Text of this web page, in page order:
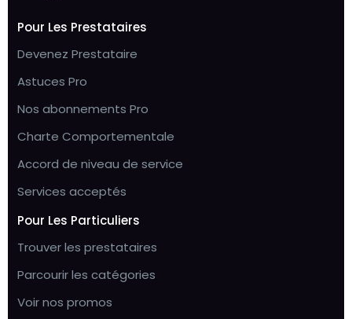
Pour Les Prestataires
Devenez Prestataire
Astuces Pro
Nos abonnements Pro
Charte Comportementale
Accord de niveau de service
Services acceptés
Pour Les Particuliers
Trouver les prestataires
Parcourir les catégories
Voir nos promos